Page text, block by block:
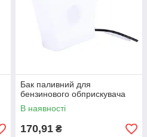
Бак паливний для
бензинового обприскувача
В наявності
170,91 ₴